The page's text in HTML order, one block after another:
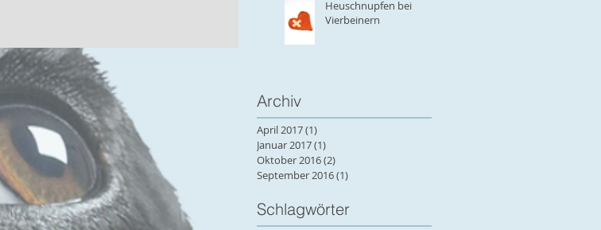
Heuschnupfen bei
Vierbeinern
Archiv
April 2017(1)
Januar 2017(1)
Oktober 2016(2)
September 2016(1)
Schlagwörter